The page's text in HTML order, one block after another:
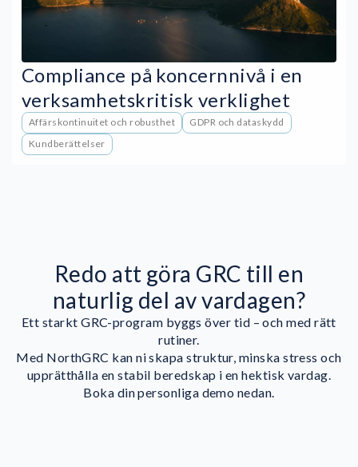
Compliance på koncernnivå i en
verksamhetskritisk verklighet
Affärskontinuitet och robusthet
GDPR och dataskydd
Kundberättelser
Redo att göra GRC till en
naturlig del av vardagen?
Ett starkt GRC-program byggs över tid – och med rätt
rutiner.
Med NorthGRC kan ni skapa struktur, minska stress och
upprätthålla en stabil beredskap i en hektisk vardag.
Boka din personliga demo nedan.